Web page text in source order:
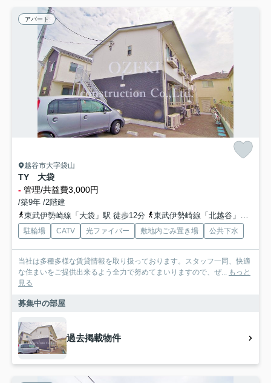
アパート
越谷市大字袋山
TY 大袋
- 管理/共益費3,000円
/築9年 /2階建
東武伊勢崎線「大袋」駅 徒歩12分
東武伊勢崎線「北越谷」駅 徒歩25分
駐輪場 CATV 光ファイバー 敷地内ごみ置き場 公共下水
当社は多種多様な賃貸情報を取り扱っております。スタッフ一同、快適
な住まいをご提供出来るよう全力で努めてまいりますので、ぜ...
もっと
見る
募集中の部屋
過去掲載物件